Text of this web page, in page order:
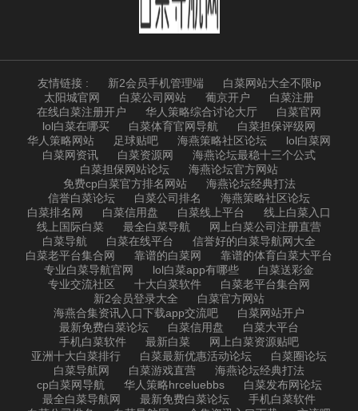
友情链接 : 新2会员手机管理端
白菜网站大全不限ip
太阳城官网
白菜公司网站 葡京开户
白菜注册
在线白菜注册开户
华人策略综合讨论大厅
白菜官网
lol白菜在哪买
白菜体育官网导航
白菜担保评级网
华人策略网站
足球贴吧 海燕策略社区论坛
lol白菜网
白菜网资讯
白菜资源网
海燕论坛最稳十三个公式
白菜担保网站论坛
海燕论坛官方网站
免费cp白菜官方排名网站
海燕论坛经典打法
信誉白菜论坛
白菜公司排名
海燕策略社区论坛
白菜排名网
白菜信用盘 白菜线上平台
线上白菜入口
线上国际白菜
最全白菜导航
网上白菜公司注册直营
白菜导航
白菜在线平台
信誉好的白菜导航网大全
白菜老平台集合网
靠谱的白菜网
靠谱的体育白菜大平台
专业白菜导航官网
lol白菜app有哪些
白菜送彩金
专业交流社区
十大白菜软件
白菜老平台集合网
新2会员登录大全
白菜官方网站
海燕合集资讯入口下载app交流吧
白菜网站开户
最新免费白菜论坛
白菜信用盘
白菜大平台
手机白菜软件
最新白菜
网上白菜资源贴吧
亚洲十大白菜排行
白菜最新优惠活动论坛
白菜圈论坛
白菜导航网
白菜游戏直营
海燕论坛经典打法
cp白菜网导航
华人策略hrceluebbs
白菜发布网论坛
最全白菜导航网
最新免费白菜论坛
手机白菜软件